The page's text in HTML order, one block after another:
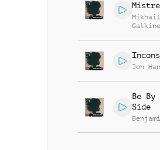
Mikhail
Galkine
Jon
Be By
Side